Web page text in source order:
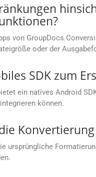
von
oder der
SDK zum
ein natives Android
können.
ursprüngliche